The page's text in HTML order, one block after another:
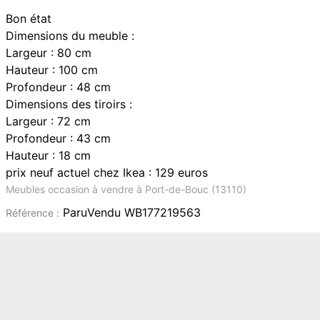
Bon état
Dimensions du meuble :
Largeur : 80 cm
Hauteur : 100 cm
Profondeur : 48 cm
Dimensions des tiroirs :
Largeur : 72 cm
Profondeur : 43 cm
Hauteur : 18 cm
prix neuf actuel chez Ikea : 129 euros
Meubles occasion à vendre à Port-de-Bouc (13110)
Référence : ParuVendu WB177219563